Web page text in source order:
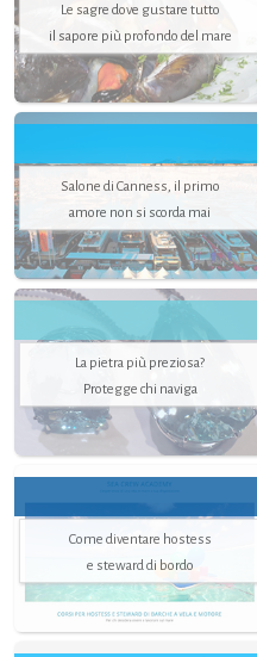
Le sagre dove gustare tutto
il sapore più profondo del mare
Salone di Canness, il primo
amore non si scorda mai
La pietra più preziosa?
Protegge chi naviga
Come diventare hostess
e steward di bordo